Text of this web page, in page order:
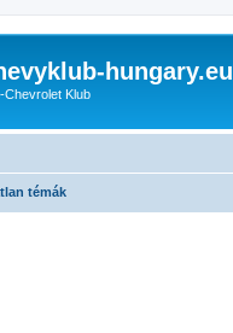
hungary.eu
Chevrolet Klub
témák